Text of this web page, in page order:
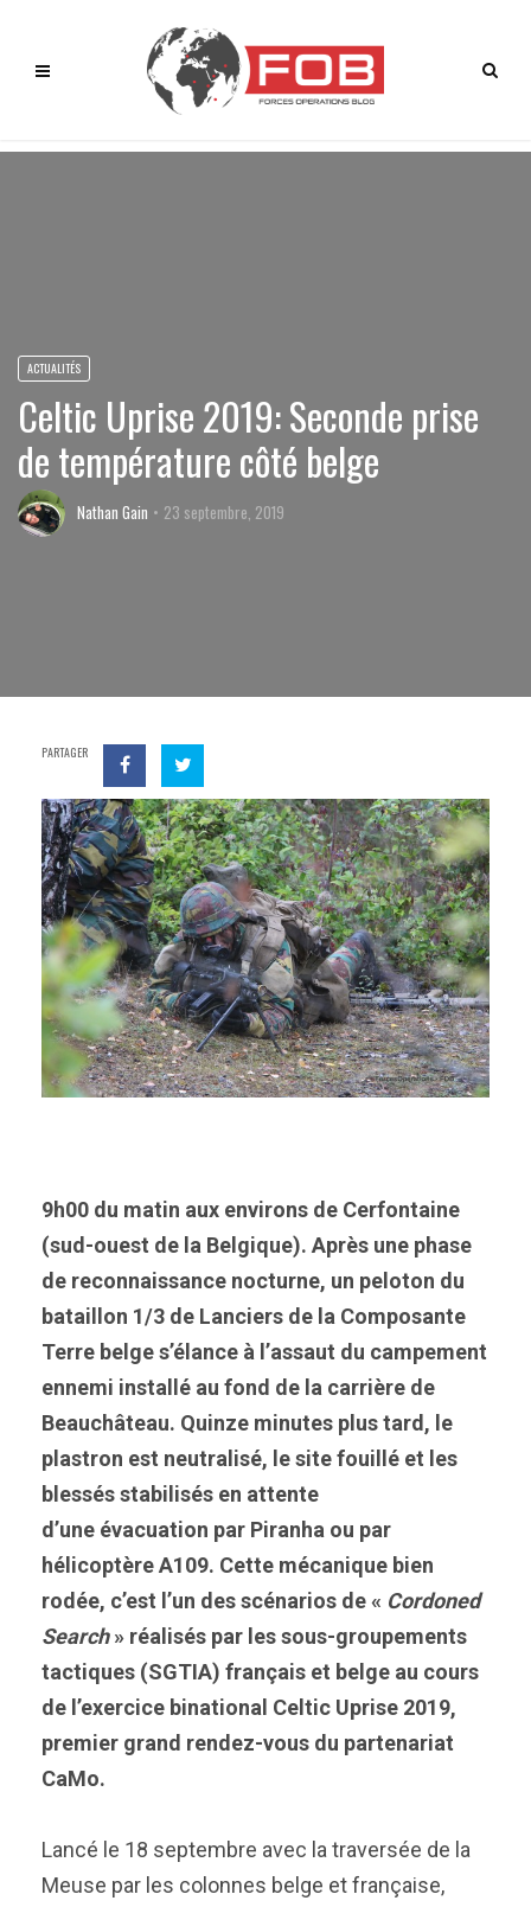
ACTUALITÉS
Celtic Uprise 2019: Seconde prise
de température côté belge
Nathan Gain 23 septembre, 2019
PARTAGER
9h00 du matin aux environs de Cerfontaine
(sud-ouest de la Belgique). Après une phase
de reconnaissance nocturne, un peloton du
bataillon 1/3 de Lanciers de la Composante
Terre belge s’élance à l’assaut du campement
ennemi installé au fond de la carrière de
Beauchâteau. Quinze minutes plus tard, le
plastron est neutralisé, le site fouillé et les
blessés stabilisés en attente
d’une évacuation par Piranha ou par
hélicoptère A109. Cette mécanique bien
rodée, c’est l’un des scénarios de « Cordoned
Search» réalisés par les sous-groupements
tactiques (SGTIA) français et belge au cours
de l’exercice binational Celtic Uprise 2019,
premier grand rendez-vous du partenariat
CaMo.
Lancé le 18 septembre avec la traversée de la
Meuse par les colonnes belge et française,